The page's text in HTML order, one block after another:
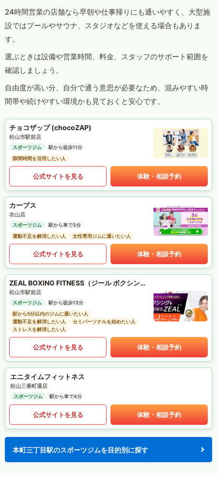
24時間営業の店舗なら早朝や仕事帰りにも通いやすく、大型施
設ではプールやサウナ、スタジオなどを使える場合もありま
す。
選ぶときは設備や営業時間、料金、スタッフのサポート範囲を
確認しましょう。
自由度が高い分、自分で通う意思が必要なため、混みやすい時
間帯や続けやすい環境かも見ておくと安心です。
チョコザップ (chocoZAP)
松山市駅前店
スポーツジム
駅から徒歩11分
隙間時間を活用したい人
公式サイトを見る 体験・相談予約
カーブス
衣山店
スポーツジム
駅から車で3分
運動不足を解消したい人
女性専用ジムに通いたい人
公式サイトを見る 体験・相談予約
ZEAL BOXING FITNESS（ジール ボクシング フィットネス）
松山市駅前店
スポーツジム
駅から徒歩13分
駅から5分以内のジムに通いたい人
運動不足を解消したい人
セミパーソナルを始めたい人
ストレスを解消したい人
公式サイトを見る 体験・相談予約
エニタイムフィットネス
松山三番町通店
スポーツジム 駅から車で4分
公式サイトを見る 体験・相談予約
本町三丁目駅のスポーツジムを目的別に探す